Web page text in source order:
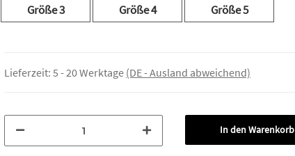
Größe 3
Größe 4 Größe 5
Lieferzeit: 5 - 20 Werktage (DE - Ausland abweichend)
In den Warenkorb